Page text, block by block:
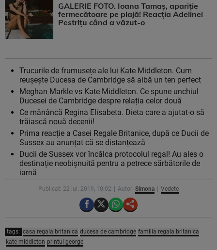
GALERIE FOTO. Ioana Tamaş, apariție
fermecătoare pe plajă! Reacția Adelinei
Pestrițu când a văzut-o
Trucurile de frumusețe ale lui Kate Middleton. Cum
reușește Ducesa de Cambridge să aibă un ten perfect
Meghan Markle vs Kate Middleton. Ce spune unchiul
Ducesei de Cambridge despre relația celor două
Ce mănâncă Regina Elisabeta. Dieta care a ajutat-o să
trăiască nouă decenii!
Prima reacție a Casei Regale Britanice, după ce Ducii de
Sussex au anunțat că se distanțează
Ducii de Sussex vor încălca protocolul regal! Au ales o
destinație neobișnuită pentru a petrece sărbătorile de
iarnă
Publicat: 22 iul. 2019, 10:02 Autor: Simona Vedete
tags: casa regala britanica ducesa de cambridge familia regala britanica
kate middleton printul george